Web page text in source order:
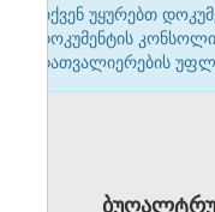
თქვენ უყურებთ
დოკუმენტის
დათვალიერების